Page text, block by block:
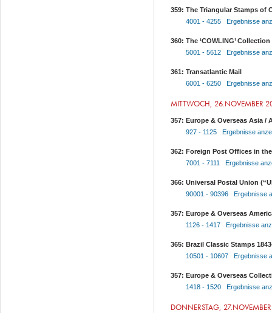
359: The Triangular Stamps of
4001 - 4255 Ergebnisse
360: The ‘COWLING’
5001 - 5612 Ergebnisse
361: Transatlantic Mail
6001 - 6250 Ergebnisse
MITTWOCH, 26.NOVEMBER
357: Europe & Overseas Asia /
927 - 1125 Ergebnisse
362: Foreign Post Offices in
7001 - 7111 Ergebnisse
366: Universal Postal Union
90001 - 90396 Ergebnisse
357: Europe & Overseas
1126 - 1417 Ergebnisse
365: Brazil Classic Stamps
10501 - 10607 Ergebnisse
357: Europe & Overseas
1418 - 1520 Ergebnisse
DONNERSTAG,